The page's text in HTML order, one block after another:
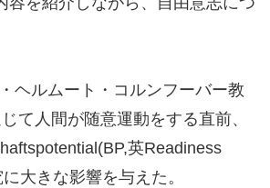
ヘルムート・コルンフーバー教
て人間が随意運動をする直前、
英Readiness
大きな影響を与えた。